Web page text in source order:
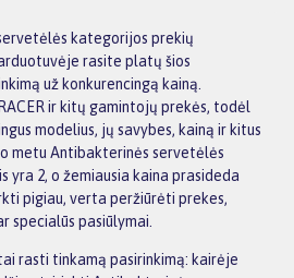
kategorijos prekių
rasite platų šios
už konkurencingą kainą.
ir kitų gamintojų prekės, todėl
modelius, jų savybes, kainą ir kitus
metu Antibakterinės servetėlės
yra 2, o žemiausia kaina prasideda
pigiau, verta peržiūrėti prekes,
specialūs pasiūlymai.
rasti tinkamą pasirinkimą: kairėje